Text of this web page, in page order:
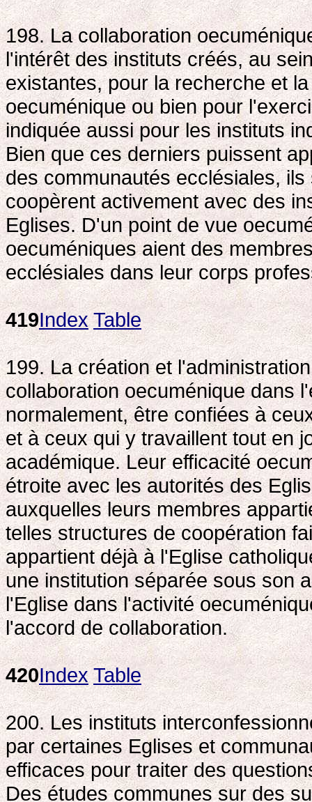
198. La collaboration
l'intérêt des instituts créés, au
existantes, pour la recherche et
oecuménique ou bien pour
indiquée aussi pour les instituts
Bien que ces derniers puissent
des communautés ecclésiales,
coopèrent activement avec des
Eglises. D'un point de vue
oecuméniques aient des
ecclésiales dans leur corps
419Index Table
199. La création et
collaboration oecuménique dans
normalement, être confiées à
et à ceux qui y travaillent tout en
académique. Leur efficacité
étroite avec les autorités des
auxquelles leurs membres
telles structures de coopération
appartient déjà à l'Eglise
une institution séparée sous son
l'Eglise dans l'activité
l'accord de collaboration.
420Index Table
200. Les instituts
par certaines Eglises et
efficaces pour traiter des
Des études communes sur des